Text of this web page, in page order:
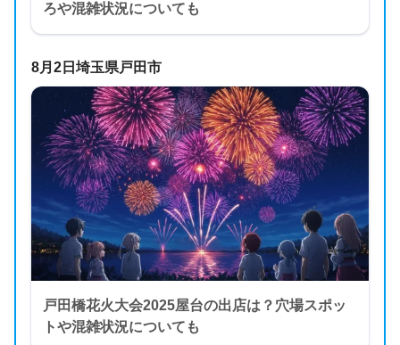
ろや混雑状況についても
8月2日埼玉県戸田市
戸田橋花火大会2025屋台の出店は？穴場スポッ
トや混雑状況についても